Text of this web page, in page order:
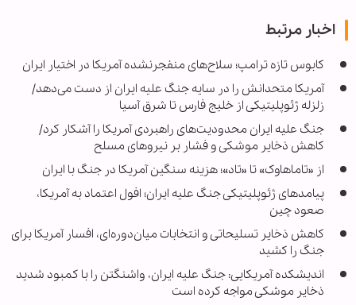
اخبار مرتبط
کابوس تازه ترامپ؛ سلاح‌های منفجرنشده آمریکا در اختیار ایران
آمریکا متحدانش را در سایه جنگ علیه ایران از دست می‌دهد/
زلزله ژئوپلیتیکی از خلیج فارس تا شرق آسیا
جنگ علیه ایران محدودیت‌های راهبردی آمریکا را آشکار کرد/
کاهش ذخایر موشکی و فشار بر نیروهای مسلح
از «تاماهاوک» تا «تاد»؛ هزینه سنگین آمریکا در جنگ با ایران
پیامدهای ژئوپلیتیکی جنگ علیه ایران؛ افول اعتماد به آمریکا،
صعود چین
کاهش ذخایر تسلیحاتی و انتخابات میان‌دوره‌ای، افسار آمریکا برای
جنگ را کشید
اندیشکده آمریکایی: جنگ علیه ایران، واشنگتن را با کمبود شدید
ذخایر موشکی مواجه کرده است